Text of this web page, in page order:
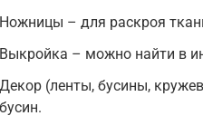
Ножницы – для раскроя
Выкройка – можно найти в
Декор (ленты, бусины,
бусин.